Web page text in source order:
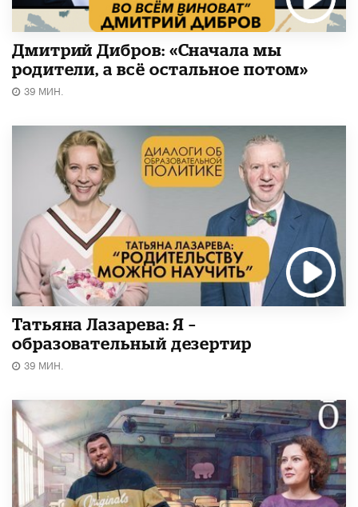
Дмитрий Дибров: «Сначала мы
родители, а всё остальное потом»
39 МИН.
Татьяна Лазарева: Я –
образовательный дезертир
39 МИН.